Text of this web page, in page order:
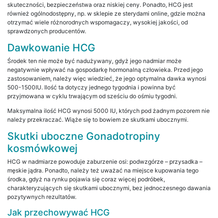
skuteczności, bezpieczeństwa oraz niskiej ceny. Ponadto, HCG jest
również ogólnodostępny, np. w sklepie ze sterydami online, gdzie można
otrzymać wiele różnorodnych wspomagaczy, wysokiej jakości, od
sprawdzonych producentów.
Dawkowanie HCG
Środek ten nie może być nadużywany, gdyż jego nadmiar może
negatywnie wpływać na gospodarkę hormonalną człowieka. Przed jego
zastosowaniem, należy więc wiedzieć, że jego optymalna dawka wynosi
500-1500IU. Ilość ta dotyczy jednego tygodnia i powinna być
przyjmowana w cyklu trwającym od sześciu do ośmiu tygodni.
Maksymalna ilość HCG wynosi 5000 IU, których pod żadnym pozorem nie
należy przekraczać. Wiąże się to bowiem ze skutkami ubocznymi.
Skutki uboczne Gonadotropiny
kosmówkowej
HCG w nadmiarze powoduje zaburzenie osi: podwzgórze – przysadka –
męskie jądra. Ponadto, należy też uważać na miejsce kupowania tego
środka, gdyż na rynku pojawia się coraz więcej podróbek,
charakteryzujących się skutkami ubocznymi, bez jednoczesnego dawania
pozytywnych rezultatów.
Jak przechowywać HCG